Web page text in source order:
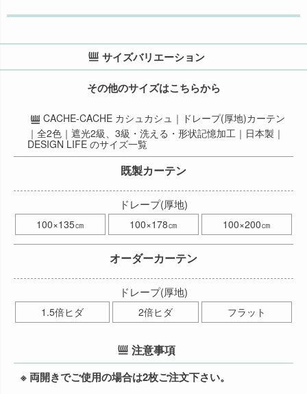
サイズバリエーション
その他のサイズはこちらから
CACHE-CACHE カシュカシュ｜ドレープ(厚地)カーテン
｜全2色｜遮光2級、3級・洗える・形状記憶加工｜日本製｜
DESIGN LIFE のサイズ一覧
既製カーテン
ドレープ(厚地)
100×135㎝ 100×178㎝ 100×200㎝
オーダーカーテン
ドレープ(厚地)
1.5倍ヒダ 2倍ヒダ フラット
注意事項
※ 両開きでご使用の場合は2枚ご注文下さい。